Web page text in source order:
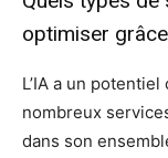
optimiser
L’IA a un
nombreux
dans son